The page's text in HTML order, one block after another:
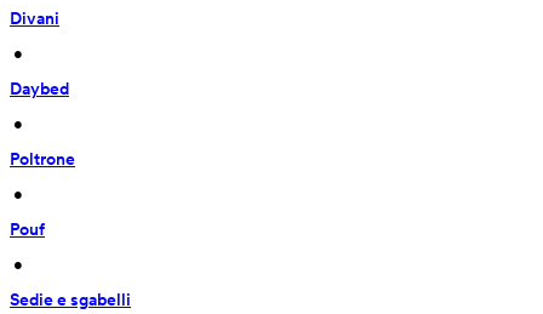
Divani
•
Daybed
•
Poltrone
•
Pouf
•
Sedie e sgabelli